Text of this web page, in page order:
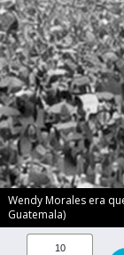
Wendy Morales era
Guatemala)
10